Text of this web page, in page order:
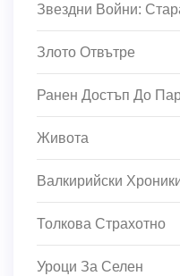
Звездни Войни:
Злото Отвътре
Ранен Достъп До
Живота
Валкирийски
Толкова Страхотно
Уроци За Селен